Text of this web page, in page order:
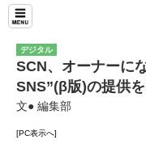
デジタル
SCN、オーナーに
SNS”(β版)の提供
文● 編集部
[PC表示へ]